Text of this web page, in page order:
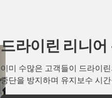
드라이린 리니어
이미 수많은 고객들이 드라이
중단을 방지하며 유지보수 시